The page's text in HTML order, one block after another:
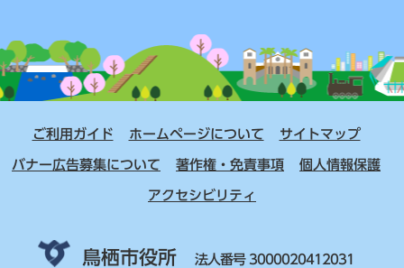
ご利用ガイド ホームページについて サイトマップ
バナー広告募集について 著作権・免責事項 個人情報保護
アクセシビリティ
鳥栖市役所 法人番号 3000020412031